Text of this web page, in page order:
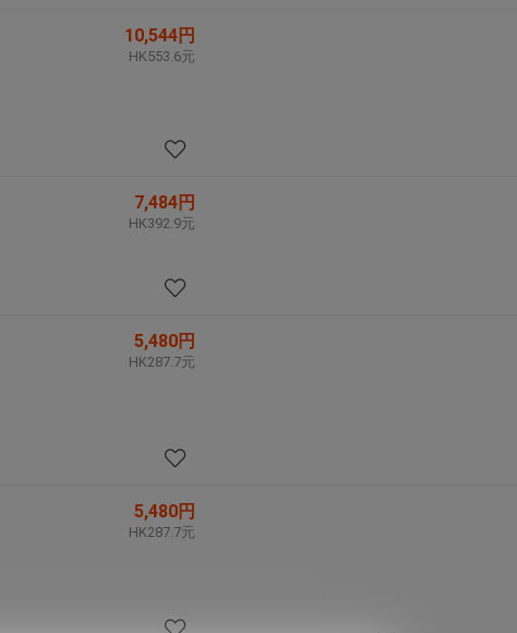
10,544円
HK553.6元
7,484円
HK392.9元
5,480円
HK287.7元
5,480円
HK287.7元